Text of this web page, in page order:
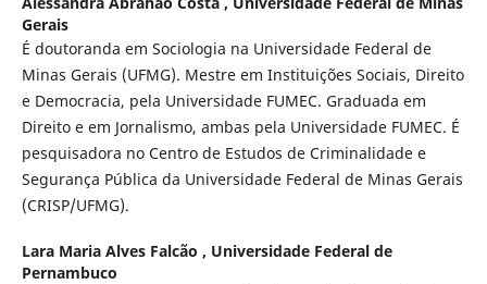
Gerais
É doutoranda em Sociologia na Universidade Federal de
Minas Gerais (UFMG). Mestre em Instituições Sociais, Direito
e Democracia, pela Universidade FUMEC. Graduada em
Direito e em Jornalismo, ambas pela Universidade FUMEC. É
pesquisadora no Centro de Estudos de Criminalidade e
Segurança Pública da Universidade Federal de Minas Gerais
(CRISP/UFMG).
Lara Maria Alves Falcão , Universidade Federal de
Pernambuco